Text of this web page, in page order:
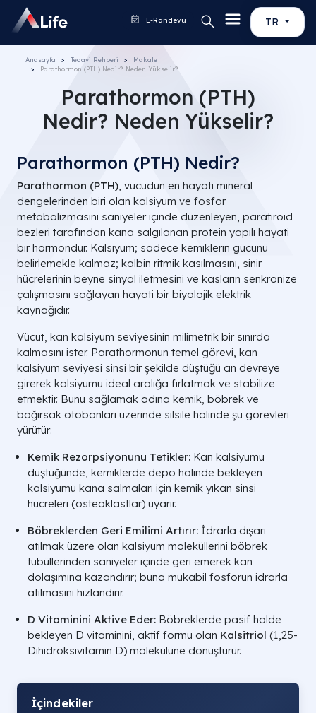
TR
E-Randevu
Anasayfa Tedavi Rehberi
Makale
Parathormon (PTH) Nedir? Neden Yükselir?
Parathormon (PTH)
Nedir? Neden Yükselir?
Parathormon (PTH) Nedir?
Parathormon (PTH), vücudun en hayati mineral
dengelerinden biri olan kalsiyum ve fosfor
metabolizmasını saniyeler içinde düzenleyen, paratiroid
bezleri tarafından kana salgılanan protein yapılı hayati
bir hormondur. Kalsiyum; sadece kemiklerin gücünü
belirlemekle kalmaz; kalbin ritmik kasılmasını, sinir
hücrelerinin beyne sinyal iletmesini ve kasların senkronize
çalışmasını sağlayan hayati bir biyolojik elektrik
kaynağıdır.
Vücut, kan kalsiyum seviyesinin milimetrik bir sınırda
kalmasını ister. Parathormonun temel görevi, kan
kalsiyum seviyesi sinsi bir şekilde düştüğü an devreye
girerek kalsiyumu ideal aralığa fırlatmak ve stabilize
etmektir. Bunu sağlamak adına kemik, böbrek ve
bağırsak otobanları üzerinde silsile halinde şu görevleri
yürütür:
Kemik Rezorpsiyonunu Tetikler: Kan kalsiyumu
düştüğünde, kemiklerde depo halinde bekleyen
kalsiyumu kana salmaları için kemik yıkan sinsi
hücreleri (osteoklastlar) uyarır.
Böbreklerden Geri Emilimi Artırır: İdrarla dışarı
atılmak üzere olan kalsiyum moleküllerini böbrek
tübüllerinden saniyeler içinde geri emerek kan
dolaşımına kazandırır; buna mukabil fosforun idrarla
atılmasını hızlandırır.
D Vitaminini Aktive Eder: Böbreklerde pasif halde
bekleyen D vitaminini, aktif formu olan Kalsitriol (1,25-
Dihidroksivitamin D) molekülüne dönüştürür.
İçindekiler